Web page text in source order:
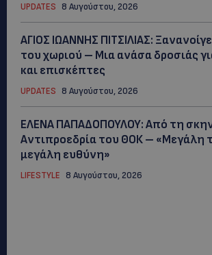
UPDATES 8 Αυγούστου, 2026
ΑΓΙΟΣ ΙΩΑΝΝΗΣ ΠΙΤΣΙΛΙΑΣ:
του χωριού – Μια ανάσα δροσιάς
και επισκέπτες
UPDATES 8 Αυγούστου, 2026
ΕΛΕΝΑ ΠΑΠΑΔΟΠΟΥΛΟΥ: Από τη
Αντιπροεδρία του ΘΟΚ – «Μεγάλη
μεγάλη ευθύνη»
LIFESTYLE 8 Αυγούστου, 2026